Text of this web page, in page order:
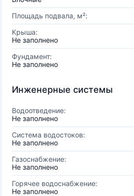
Площадь подвала, м²:
Крыша:
Не заполнено
Фундамент:
Не заполнено
Инженерные системы
Водоотведение:
Не заполнено
Система водостоков:
Не заполнено
Газоснабжение:
Не заполнено
Горячее водоснабжение:
Не заполнено